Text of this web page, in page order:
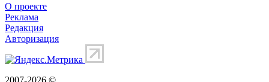
О проекте
Реклама
Редакция
Авторизация
2007-2026 ©